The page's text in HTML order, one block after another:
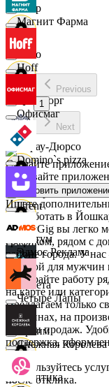
Cпар
demo
Мираторг
Абрау-Дюрсо
Авиор
Альтум
Аркета
Архим
Асептика
Магнит Фарма
Hoff
Офисмаг
Domino`s pizza
Urent
Эдмос Реклама
Четыре Лапы
Снежная Королева
Previous
1
Next
Скачайте
скачивайте
Установить
Ищете
подработать в
На MyGig вы легко
графиком, рядом с
районе города. У
оплатой для
Выбирайте работу
на карте или
Предлагаем только
магазинах, на
услуг и продаж.
поддержка,
Воспользуйтесь
после отклика.